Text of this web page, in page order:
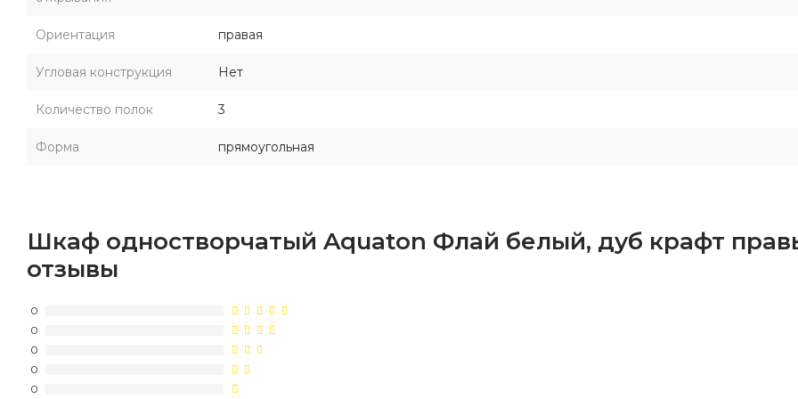
Ориентация правая
Угловая конструкция Нет
Количество полок 3
Форма прямоугольная
Шкаф одностворчатый Aquaton Флай белый, дуб крафт
отзывы
0
0
0
0
0